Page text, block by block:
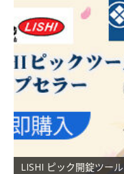
LISHI ピック開錠ツール